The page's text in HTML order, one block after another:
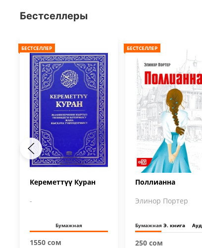
Бестселлеры
БЕСТСЕЛЛЕР
Кереметтүү Куран
-
Бумажная
1550 сом
БЕСТСЕЛЛЕР
Поллианна
Элинор Портер
Бумажная Э. книга
250 сом